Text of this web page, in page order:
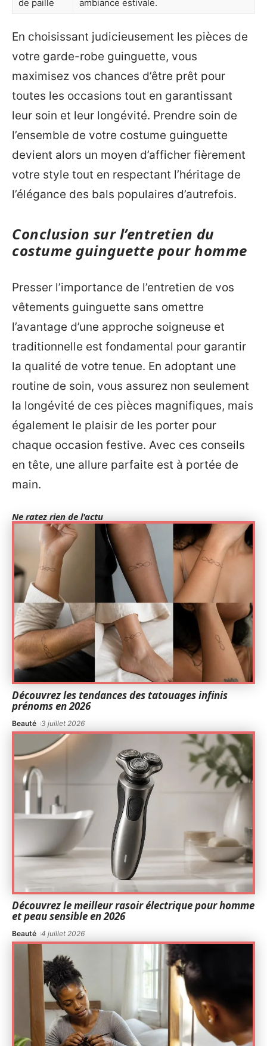
de paille ambiance estivale.
En choisissant judicieusement les pièces de
votre garde-robe guinguette, vous
maximisez vos chances d’être prêt pour
toutes les occasions tout en garantissant
leur soin et leur longévité. Prendre soin de
l’ensemble de votre costume guinguette
devient alors un moyen d’afficher fièrement
votre style tout en respectant l’héritage de
l’élégance des bals populaires d’autrefois.
Conclusion sur l’entretien du
costume guinguette pour homme
Presser l’importance de l’entretien de vos
vêtements guinguette sans omettre
l’avantage d’une approche soigneuse et
traditionnelle est fondamental pour garantir
la qualité de votre tenue. En adoptant une
routine de soin, vous assurez non seulement
la longévité de ces pièces magnifiques, mais
également le plaisir de les porter pour
chaque occasion festive. Avec ces conseils
en tête, une allure parfaite est à portée de
main.
Ne ratez rien de l'actu
Découvrez les tendances des tatouages infinis
prénoms en 2026
Beauté 3 juillet 2026
Découvrez le meilleur rasoir électrique pour homme
et peau sensible en 2026
Beauté 4 juillet 2026